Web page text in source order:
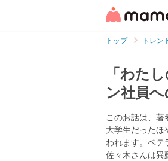
トップ トレン
「わた
ン社員
このお話は、著
大学生だったほ
われます。ベテ
佐々木さんは異